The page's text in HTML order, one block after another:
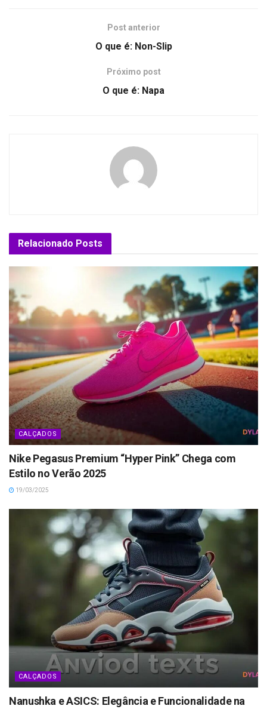
Post anterior
O que é: Non-Slip
Próximo post
O que é: Napa
Relacionado Posts
CALÇADOS
Nike Pegasus Premium “Hyper Pink” Chega com
Estilo no Verão 2025
19/03/2025
CALÇADOS
Nanushka e ASICS: Elegância e Funcionalidade na